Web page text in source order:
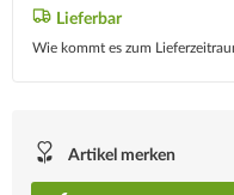
Lieferbar
Wie kommt es zum
Artikel merken